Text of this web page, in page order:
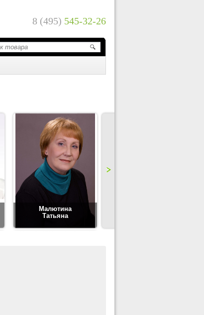
8 (495) 545-32-26
Малютина
Татьяна